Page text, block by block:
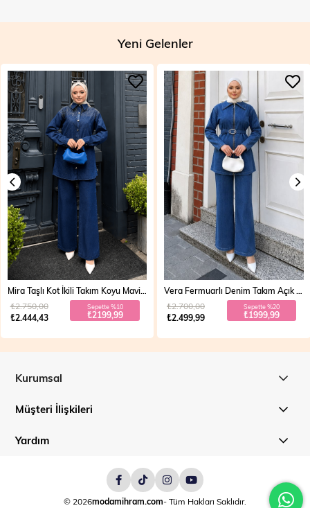
Yeni Gelenler
Mira Taşlı Kot İkili Takım Koyu Mavi 19286
₺2.444,43
₺2.750,00 Sepette %10
₺2199,99 ₺2.499,99
₺2.700,00 Sepette %20
₺1999,99
Kurumsal
Müşteri İlişkileri
Yardım
© 2026modamihram.com- Tüm Hakları Saklıdır.